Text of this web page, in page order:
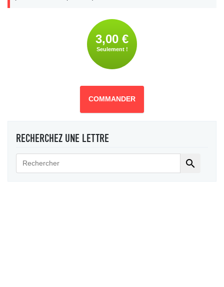
3,00 €
Seulement !
COMMANDER
RECHERCHEZ UNE LETTRE
